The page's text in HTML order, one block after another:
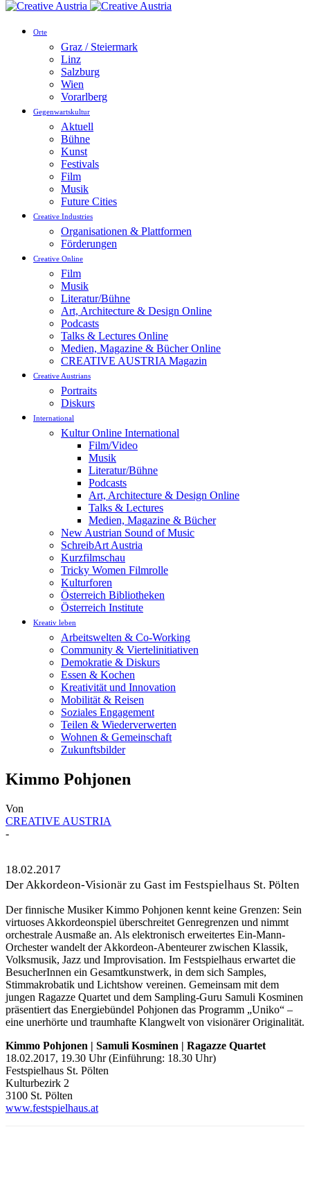
Orte
Graz / Steiermark
Linz
Salzburg
Wien
Vorarlberg
Gegenwartskultur
Aktuell
Bühne
Kunst
Festivals
Film
Musik
Future Cities
Creative Industries
Organisationen & Plattformen
Förderungen
Creative Online
Film
Musik
Literatur/Bühne
Art, Architecture & Design Online
Podcasts
Talks & Lectures Online
Medien, Magazine & Bücher Online
CREATIVE AUSTRIA Magazin
Creative Austrians
Portraits
Diskurs
International
Kultur Online International
Film/Video
Musik
Literatur/Bühne
Podcasts
Art, Architecture & Design Online
Talks & Lectures
Medien, Magazine & Bücher
New Austrian Sound of Music
SchreibArt Austria
Kurzfilmschau
Tricky Women Filmrolle
Kulturforen
Österreich Bibliotheken
Österreich Institute
Kreativ leben
Arbeitswelten & Co-Working
Community & Viertelinitiativen
Demokratie & Diskurs
Essen & Kochen
Kreativität und Innovation
Mobilität & Reisen
Soziales Engagement
Teilen & Wiederverwerten
Wohnen & Gemeinschaft
Zukunftsbilder
Kimmo Pohjonen
Von
CREATIVE AUSTRIA
-
18.02.2017
Der Akkordeon-Visionär zu Gast im Festspielhaus St. Pölten
Der finnische Musiker Kimmo Pohjonen kennt keine Grenzen: Sein
virtuoses Akkordeonspiel überschreitet Genregrenzen und nimmt
orchestrale Ausmaße an. Als elektronisch erweitertes Ein-Mann-
Orchester wandelt der Akkordeon-Abenteurer zwischen Klassik,
Volksmusik, Jazz und Improvisation. Im Festspielhaus erwartet die
BesucherInnen ein Gesamtkunstwerk, in dem sich Samples,
Stimmakrobatik und Lichtshow vereinen. Gemeinsam mit dem
jungen Ragazze Quartet und dem Sampling-Guru Samuli Kosminen
präsentiert das Energiebündel Pohjonen das Programm „Uniko“ –
eine unerhörte und traumhafte Klangwelt von visionärer Originalität.
Kimmo Pohjonen | Samuli Kosminen | Ragazze Quartet
18.02.2017, 19.30 Uhr (Einführung: 18.30 Uhr)
Festspielhaus St. Pölten
Kulturbezirk 2
3100 St. Pölten
www.festspielhaus.at